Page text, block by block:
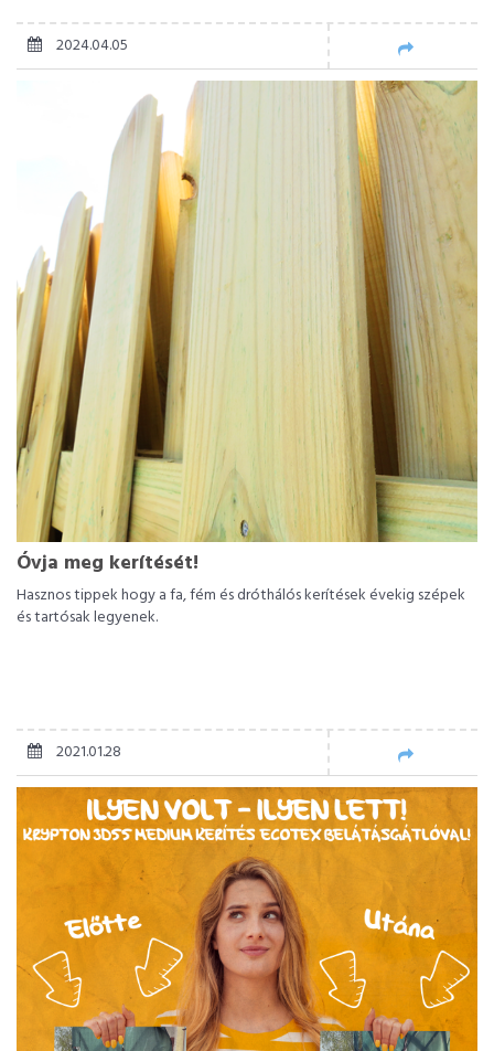
2024.04.05
Óvja meg kerítését!
Hasznos tippek hogy a fa, fém és dróthálós kerítések évekig szépek
és tartósak legyenek.
2021.01.28